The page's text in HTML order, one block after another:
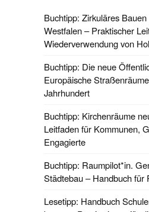
Buchtipp: Zirkuläres
Westfalen – Praktischer
Wiederverwendung von
Buchtipp: Die neue
Europäische
Jahrhundert
Buchtipp: Kirchenräume
Leitfaden für Kommunen,
Engagierte
Buchtipp: Raumpilot*in.
Städtebau – Handbuch für
Lesetipp: Handbuch